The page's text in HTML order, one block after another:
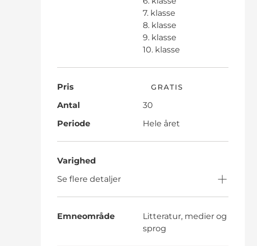
7. klasse
8. klasse
9. klasse
10. klasse
Pris GRATIS
Antal
30
Periode
Hele året
Varighed
Se flere detaljer
Emneområde
Litteratur, medier og
sprog